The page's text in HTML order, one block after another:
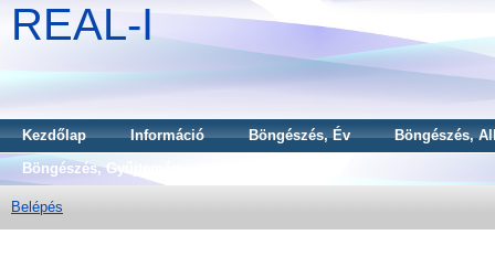
REAL-I
Kezdőlap Információ Böngészés, Év
Böngészés,
Böngészés, Gyűjtemény
Belépés